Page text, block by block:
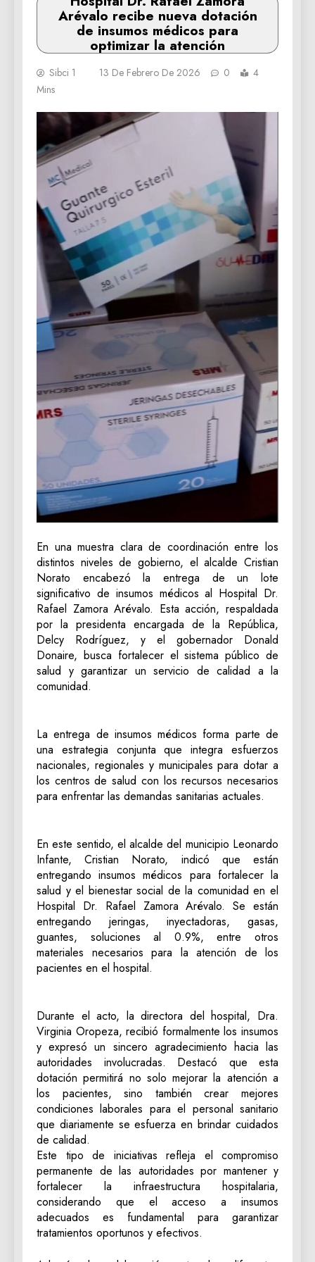
Arévalo recibe nueva dotación
de insumos médicos para
optimizar la atención
Sibci 1 13 De Febrero De 2026 0
4
Mins
En una muestra clara de coordinación entre los
distintos niveles de gobierno, el alcalde Cristian
Norato encabezó la entrega de un lote
significativo de insumos médicos al Hospital Dr.
Rafael Zamora Arévalo. Esta acción, respaldada
por la presidenta encargada de la República,
Delcy Rodríguez, y el gobernador Donald
Donaire, busca fortalecer el sistema público de
salud y garantizar un servicio de calidad a la
comunidad.
La entrega de insumos médicos forma parte de
una estrategia conjunta que integra esfuerzos
nacionales, regionales y municipales para dotar a
los centros de salud con los recursos necesarios
para enfrentar las demandas sanitarias actuales.
En este sentido, el alcalde del municipio Leonardo
Infante, Cristian Norato, indicó que están
entregando insumos médicos para fortalecer la
salud y el bienestar social de la comunidad en el
Hospital Dr. Rafael Zamora Arévalo. Se están
entregando jeringas, inyectadoras, gasas,
guantes, soluciones al 0.9%, entre otros
materiales necesarios para la atención de los
pacientes en el hospital.
Durante el acto, la directora del hospital, Dra.
Virginia Oropeza, recibió formalmente los insumos
y expresó un sincero agradecimiento hacia las
autoridades involucradas. Destacó que esta
dotación permitirá no solo mejorar la atención a
los pacientes, sino también crear mejores
condiciones laborales para el personal sanitario
que diariamente se esfuerza en brindar cuidados
de calidad.
Este tipo de iniciativas refleja el compromiso
permanente de las autoridades por mantener y
fortalecer la infraestructura hospitalaria,
considerando que el acceso a insumos
adecuados es fundamental para garantizar
tratamientos oportunos y efectivos.